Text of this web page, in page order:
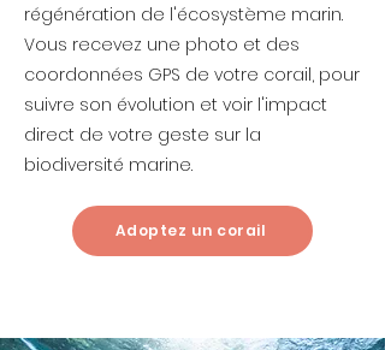
régénération de l'écosystème marin.
Vous recevez une photo et des
coordonnées GPS de votre corail, pour
suivre son évolution et voir l'impact
direct de votre geste sur la
biodiversité marine.
Adoptez un corail